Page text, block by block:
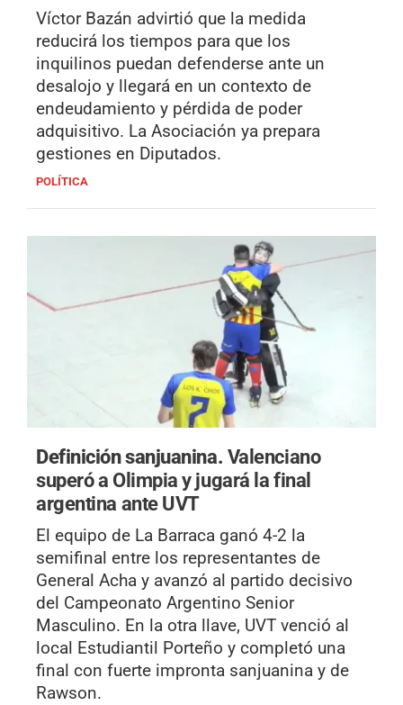
Víctor Bazán advirtió que la medida
reducirá los tiempos para que los
inquilinos puedan defenderse ante un
desalojo y llegará en un contexto de
endeudamiento y pérdida de poder
adquisitivo. La Asociación ya prepara
gestiones en Diputados.
POLÍTICA
Definición sanjuanina. Valenciano
superó a Olimpia y jugará la final
argentina ante UVT
El equipo de La Barraca ganó 4-2 la
semifinal entre los representantes de
General Acha y avanzó al partido decisivo
del Campeonato Argentino Senior
Masculino. En la otra llave, UVT venció al
local Estudiantil Porteño y completó una
final con fuerte impronta sanjuanina y de
Rawson.